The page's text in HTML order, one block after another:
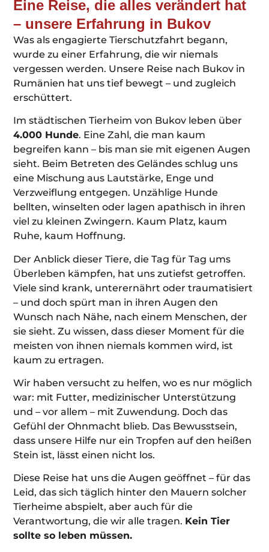
Eine Reise, die alles verändert hat
– unsere Erfahrung in Bukov
Was als engagierte Tierschutzfahrt begann,
wurde zu einer Erfahrung, die wir niemals
vergessen werden. Unsere Reise nach Bukov in
Rumänien hat uns tief bewegt – und zugleich
erschüttert.
Im städtischen Tierheim von Bukov leben über
4.000 Hunde. Eine Zahl, die man kaum
begreifen kann – bis man sie mit eigenen Augen
sieht. Beim Betreten des Geländes schlug uns
eine Mischung aus Lautstärke, Enge und
Verzweiflung entgegen. Unzählige Hunde
bellten, winselten oder lagen apathisch in ihren
viel zu kleinen Zwingern. Kaum Platz, kaum
Ruhe, kaum Hoffnung.
Der Anblick dieser Tiere, die Tag für Tag ums
Überleben kämpfen, hat uns zutiefst getroffen.
Viele sind krank, unterernährt oder traumatisiert
– und doch spürt man in ihren Augen den
Wunsch nach Nähe, nach einem Menschen, der
sie sieht. Zu wissen, dass dieser Moment für die
meisten von ihnen niemals kommen wird, ist
kaum zu ertragen.
Wir haben versucht zu helfen, wo es nur möglich
war: mit Futter, medizinischer Unterstützung
und – vor allem – mit Zuwendung. Doch das
Gefühl der Ohnmacht blieb. Das Bewusstsein,
dass unsere Hilfe nur ein Tropfen auf den heißen
Stein ist, lässt einen nicht los.
Diese Reise hat uns die Augen geöffnet – für das
Leid, das sich täglich hinter den Mauern solcher
Tierheime abspielt, aber auch für die
Verantwortung, die wir alle tragen. Kein Tier
sollte so leben müssen.